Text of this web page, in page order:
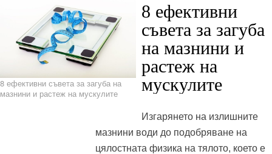
8 ефективни
съвета за загуба
на мазнини и
растеж на
мускулите
8 ефективни съвета за загуба на
мазнини и растеж на мускулите
Изгарянето на излишните
мазнини води до подобряване на
цялостната физика на тялото, което е